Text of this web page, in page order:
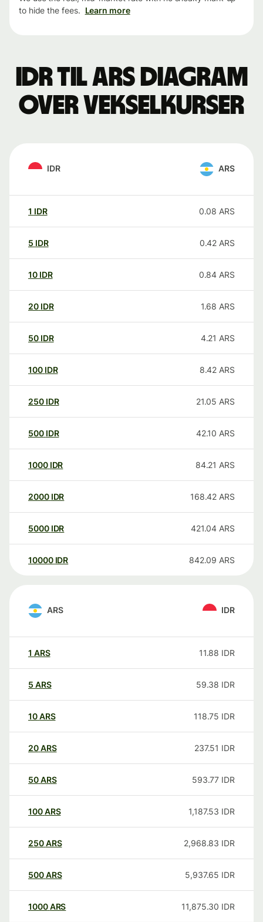
to hide the fees. Learn more
IDR til ARS Diagram
over vekselkurser
IDR ARS
1 IDR 0.08 ARS
5 IDR 0.42 ARS
10 IDR 0.84 ARS
20 IDR 1.68 ARS
50 IDR 4.21 ARS
100 IDR 8.42 ARS
250 IDR 21.05 ARS
500 IDR 42.10 ARS
1000 IDR 84.21 ARS
2000 IDR 168.42 ARS
5000 IDR 421.04 ARS
10000 IDR 842.09 ARS
ARS IDR
1 ARS 11.88 IDR
5 ARS 59.38 IDR
10ARS 118.75 IDR
20ARS 237.51 IDR
50ARS 593.77 IDR
100ARS 1,187.53 IDR
250ARS 2,968.83 IDR
500ARS 5,937.65 IDR
1000ARS 11,875.30 IDR